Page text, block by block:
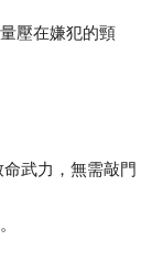
壓在嫌犯的頸
武力，無需敲門